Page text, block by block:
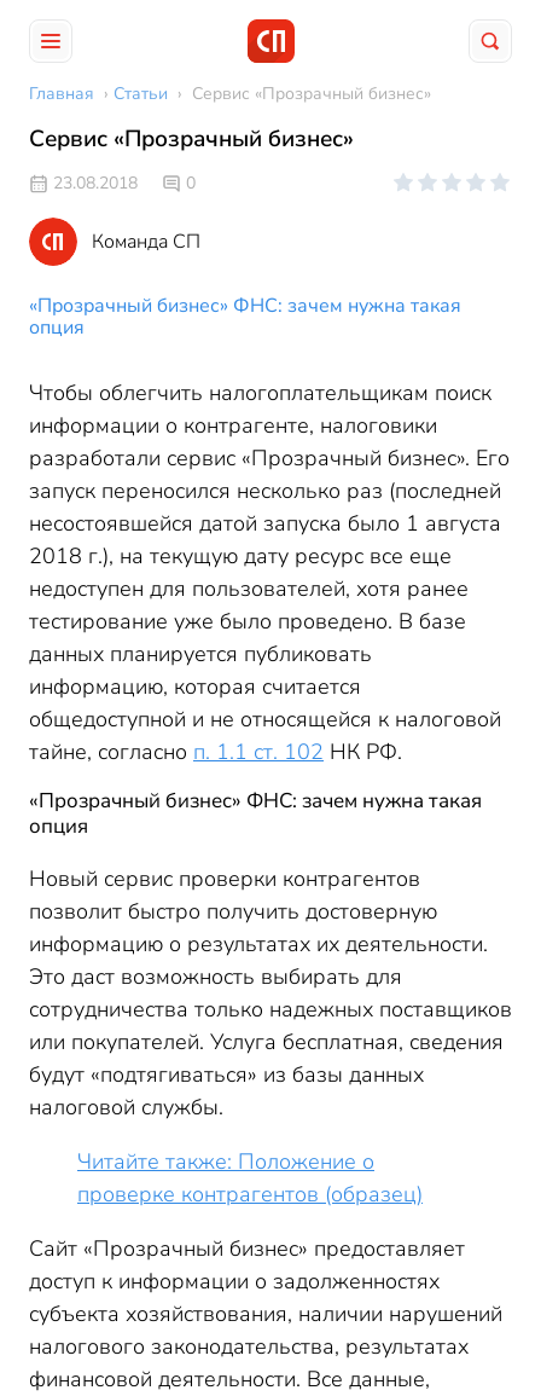
Главная › Статьи › Сервис «Прозрачный бизнес»
Сервис «Прозрачный бизнес»
23.08.2018 0
Команда СП
«Прозрачный бизнес» ФНС: зачем нужна такая
опция
Чтобы облегчить налогоплательщикам поиск
информации о контрагенте, налоговики
разработали сервис «Прозрачный бизнес». Его
запуск переносился несколько раз (последней
несостоявшейся датой запуска было 1 августа
2018 г.), на текущую дату ресурс все еще
недоступен для пользователей, хотя ранее
тестирование уже было проведено. В базе
данных планируется публиковать
информацию, которая считается
общедоступной и не относящейся к налоговой
тайне, согласно п. 1.1 ст. 102 НК РФ.
«Прозрачный бизнес» ФНС: зачем нужна такая
опция
Новый сервис проверки контрагентов
позволит быстро получить достоверную
информацию о результатах их деятельности.
Это даст возможность выбирать для
сотрудничества только надежных поставщиков
или покупателей. Услуга бесплатная, сведения
будут «подтягиваться» из базы данных
налоговой службы.
Читайте также: Положение о
проверке контрагентов (образец)
Сайт «Прозрачный бизнес» предоставляет
доступ к информации о задолженностях
субъекта хозяйствования, наличии нарушений
налогового законодательства, результатах
финансовой деятельности. Все данные,